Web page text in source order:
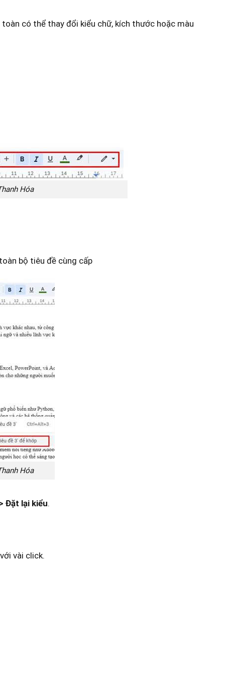
có thể thay đổi kiểu chữ, kích thước hoặc màu
Hóa
bộ tiêu đề cùng cấp
Hóa
Đặt lại kiểu.
vài click.